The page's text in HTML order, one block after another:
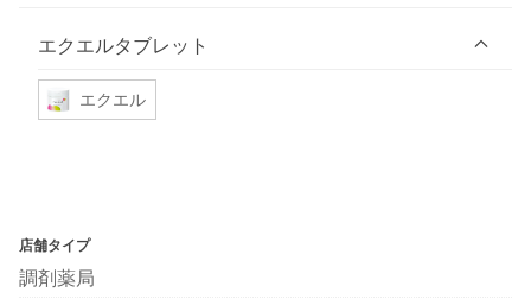
エクエルタブレット
エクエル
店舗タイプ
調剤薬局